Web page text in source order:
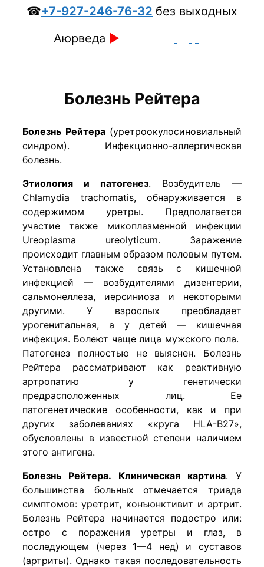
☎+7-927-246-76-32 без выходных
Аюрведа ►
Болезнь Рейтера
Болезнь Рейтера(уретроокулосиновиальный
синдром). Инфекционно-аллергическая
болезнь.
Этиология и патогенез. Возбудитель —
Chlamydia trachomatis, обнаруживается в
содержимом уретры. Предполагается
участие также микоплазменной инфекции
Ureoplasma ureolyticum. Заражение
происходит главным образом половым путем.
Установлена также связь с кишечной
инфекцией — возбудителями дизентерии,
сальмонеллеза, иерсиниоза и некоторыми
другими. У взрослых преобладает
урогенитальная, а у детей — кишечная
инфекция. Болеют чаще лица мужского пола.
Патогенез полностью не выяснен. Болезнь
Рейтера рассматривают как реактивную
артропатию у генетически
предрасположенных лиц. Ее
патогенетические особенности, как и при
других заболеваниях «круга HLA-B27»,
обусловлены в известной степени наличием
этого антигена.
Болезнь Рейтера. Клиническая картина. У
большинства больных отмечается триада
симптомов: уретрит, конъюнктивит и артрит.
Болезнь Рейтера начинается подостро или:
остро с поражения уретры и глаз, в
последующем (через 1—4 нед) и суставов
(артриты). Однако такая последовательность